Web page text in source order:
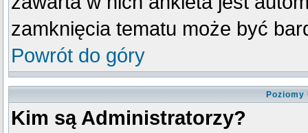
zamknięcia tematu może być
Powrót do góry
Kim są Administratorzy?